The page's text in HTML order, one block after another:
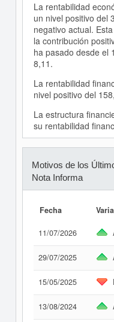
La rentabilidad
un nivel positivo del
negativo actual.
la contribución
ha pasado desde el
8,11.
La rentabilidad
nivel positivo del
La estructura
su rentabilidad
Motivos de los
Nota Informa
Fecha
11/07/2026
29/07/2025
15/05/2025
13/08/2024